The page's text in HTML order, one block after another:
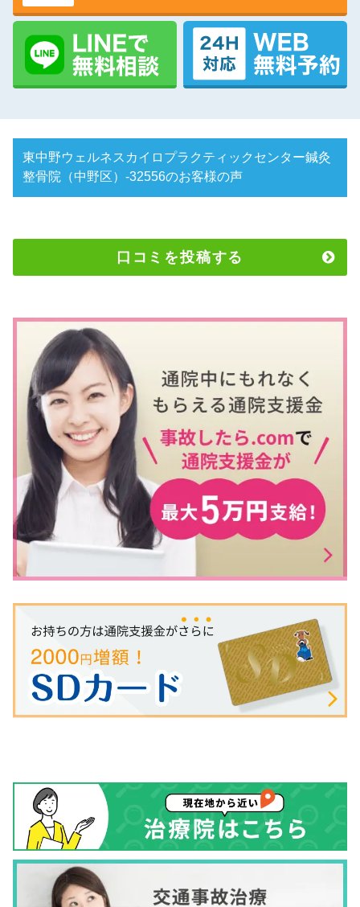
東中野ウェルネスカイロプラクティックセンター鍼灸
整骨院（中野区）-32556のお客様の声
口コミを投稿する